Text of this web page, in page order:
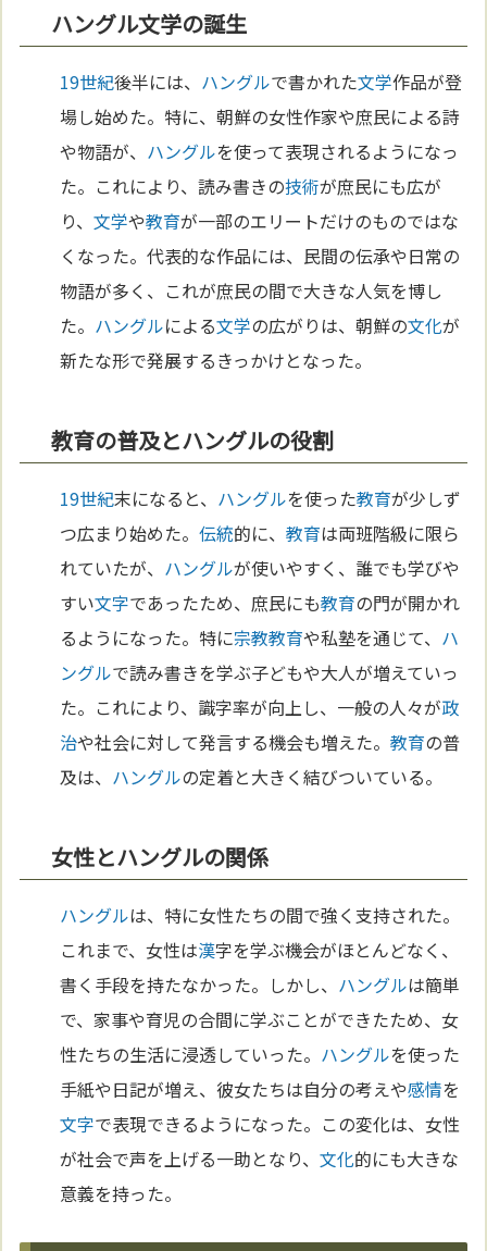
ハングル文学の誕生
19世紀後半には、 ハングルで書かれた文学作品が登
場し始めた。特に、朝鮮の女性作家や庶民による詩
や物語が、 ハングルを使って表現されるようになっ
た。これにより、読み書きの技術が庶民にも広が
り、文学や教育が一部のエリートだけのものではな
くなった。代表的な作品には、民間の伝承や日常の
物語が多く、これが庶民の間で大きな人気を博し
た。 ハングルによる文学の広がりは、朝鮮の文化が
新たな形で発展するきっかけとなった。
教育の普及とハングルの役割
19世紀末になると、 ハングルを使った教育が少しず
つ広まり始めた。伝統的に、教育は両班階級に限ら
れていたが、 ハングルが使いやすく、誰でも学びや
すい文字であったため、庶民にも教育の門が開かれ
るようになった。特に宗教教育や私塾を通じて、 ハ
ングルで読み書きを学ぶ子どもや大人が増えていっ
た。これにより、識字率が向上し、一般の人々が政
治や社会に対して発言する機会も増えた。教育の普
及は、 ハングルの定着と大きく結びついている。
女性とハングルの関係
ハングルは、特に女性たちの間で強く支持された。
これまで、女性は漢字を学ぶ機会がほとんどなく、
書く手段を持たなかった。しかし、 ハングルは簡単
で、家事や育児の合間に学ぶことができたため、女
性たちの生活に浸透していった。 ハングルを使った
手紙や日記が増え、彼女たちは自分の考えや感情を
文字で表現できるようになった。この変化は、女性
が社会で声を上げる一助となり、文化的にも大きな
意義を持った。